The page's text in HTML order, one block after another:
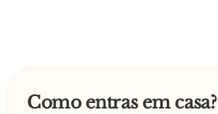
Como entras em casa?